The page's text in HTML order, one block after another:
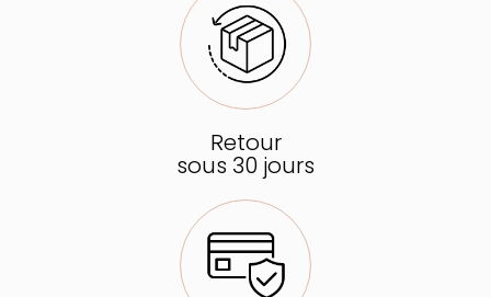
Retour
sous 30 jours